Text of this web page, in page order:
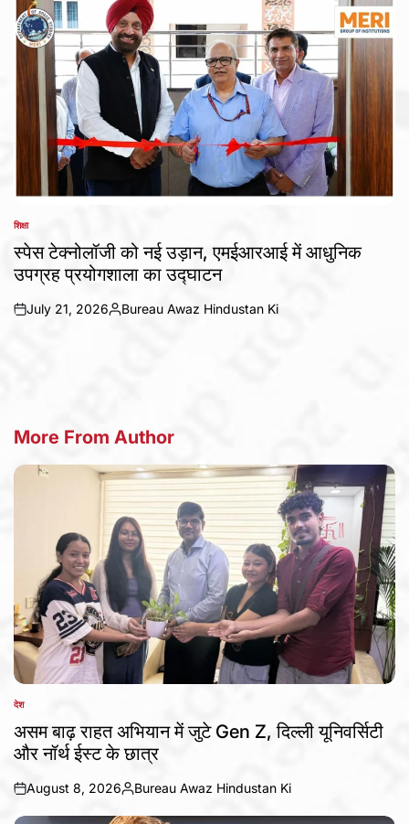
POSTED
शिक्षा
स्पेस टेक्नोलॉजी को नई उड़ान, एमईआरआई में आधुनिक
उपग्रह प्रयोगशाला का उद्घाटन
on
July 21, 2026
Posted
Bureau Awaz Hindustan Ki
More From Author
POSTED
देश
असम बाढ़ राहत अभियान में जुटे Gen Z, दिल्ली यूनिवर्सिटी
और नॉर्थ ईस्ट के छात्र
on
August 8, 2026
Posted
by
Bureau Awaz Hindustan Ki